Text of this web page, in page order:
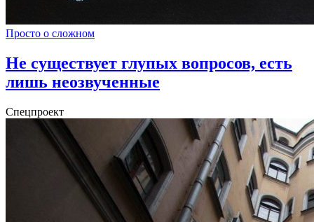
Просто о сложном
Не существует глупых вопросов, есть
лишь неозвученные
Спецпроект